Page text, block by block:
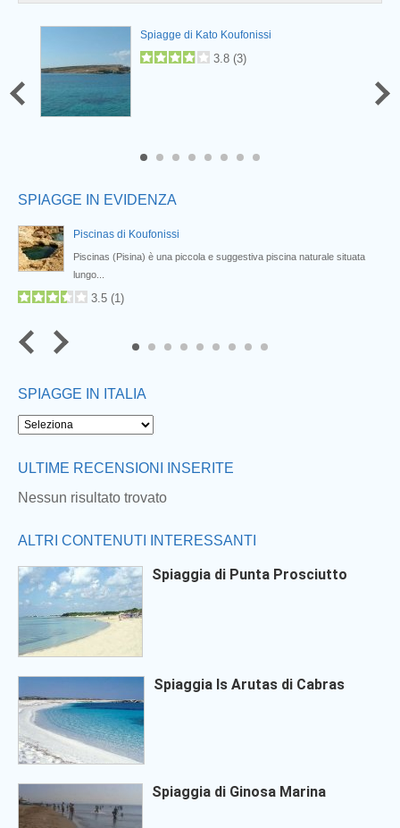
Spiagge di Kato Koufonissi
3.8 (3)
SPIAGGE IN EVIDENZA
Piscinas di Koufonissi
Piscinas (Pisina) è una piccola e suggestiva piscina naturale situata
lungo...
3.5 (1)
8
SPIAGGE IN ITALIA
ULTIME RECENSIONI INSERITE
Nessun risultato trovato
ALTRI CONTENUTI INTERESSANTI
Spiaggia di Punta Prosciutto
Spiaggia Is Arutas di Cabras
Spiaggia di Ginosa Marina